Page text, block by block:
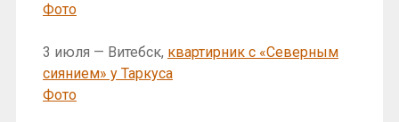
Фото
3 июля — Витебск, квартирник с «Северным
сиянием» у Таркуса
Фото